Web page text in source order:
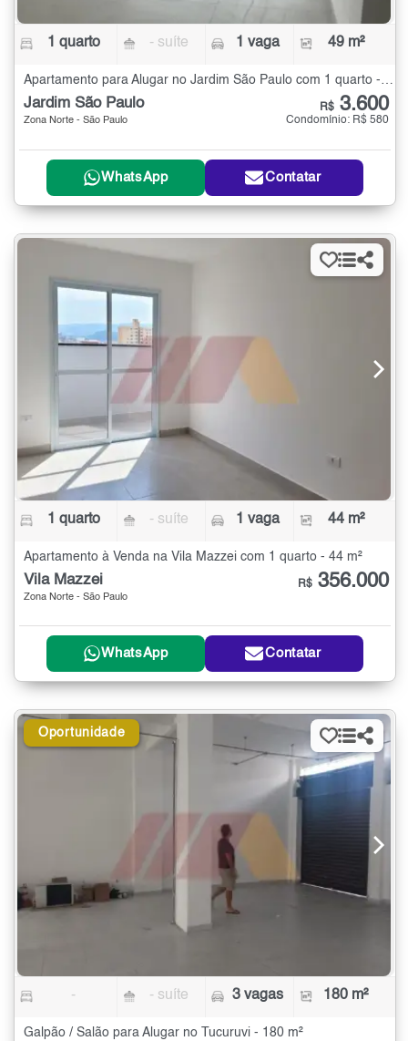
1 quarto - suíte 1 vaga 49 m²
Apartamento para Alugar no Jardim São Paulo com 1 quarto - 49 m²
Jardim São Paulo
Zona Norte - São Paulo
R$ 3.600
Condomínio: R$ 580
WhatsApp Contatar
1 quarto - suíte 1 vaga 44 m²
Apartamento à Venda na Vila Mazzei com 1 quarto - 44 m²
Vila Mazzei
Zona Norte - São Paulo
R$ 356.000
WhatsApp Contatar
Oportunidade
- - suíte 3 vagas 180 m²
Galpão / Salão para Alugar no Tucuruvi - 180 m²